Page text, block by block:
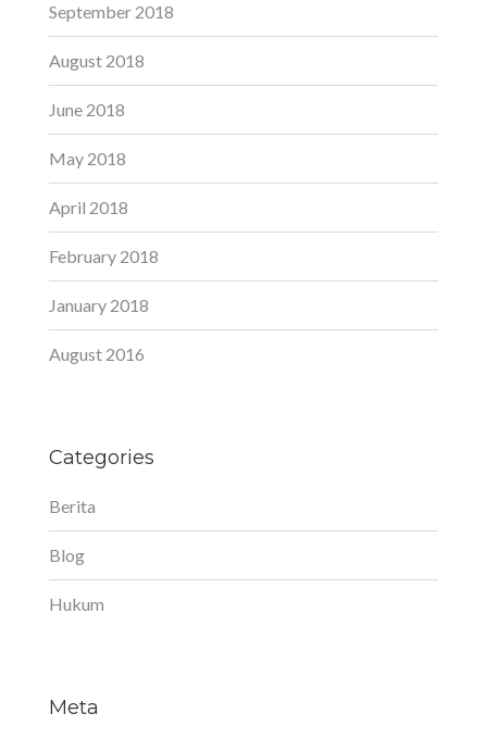
September 2018
August 2018
June 2018
May 2018
April 2018
February 2018
January 2018
August 2016
Categories
Berita
Blog
Hukum
Meta